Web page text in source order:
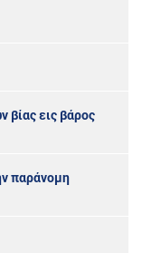
βίας εις βάρος
παράνομη